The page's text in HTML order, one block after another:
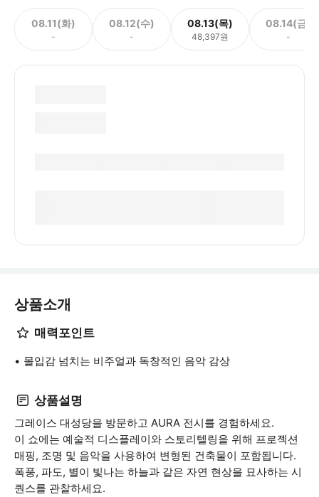
08.11(화)
-
08.12(수)
-
08.13(목)
48,397원
08.14(금)
-
상품소개
매력포인트
몰입감 넘치는 비주얼과 독창적인 음악 감상
상품설명
그레이스 대성당을 방문하고 AURA 전시를 경험하세요.
이 쇼에는 예술적 디스플레이와 스토리텔링을 위해 프로젝션
매핑, 조명 및 음악을 사용하여 변형된 건축물이 포함됩니다.
폭풍, 파도, 별이 빛나는 하늘과 같은 자연 현상을 묘사하는 시
퀀스를 관찰하세요.